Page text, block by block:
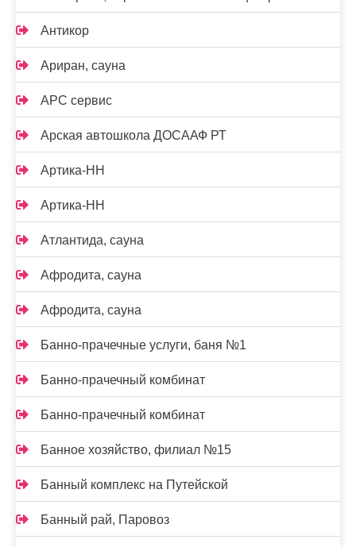
Антикор
Ариран, сауна
АРС сервис
Арская автошкола ДОСААФ РТ
Артика-НН
Артика-НН
Атлантида, сауна
Афродита, сауна
Афродита, сауна
Банно-прачечные услуги, баня №1
Банно-прачечный комбинат
Банно-прачечный комбинат
Банное хозяйство, филиал №15
Банный комплекс на Путейской
Банный рай, Паровоз